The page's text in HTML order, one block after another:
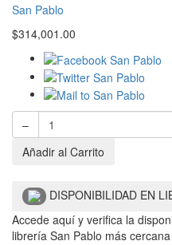
San Pablo
$314,001.00
–
Añadir al Carrito
DISPONIBILIDAD EN
Accede aquí y verifica la
librería San Pablo más cercana